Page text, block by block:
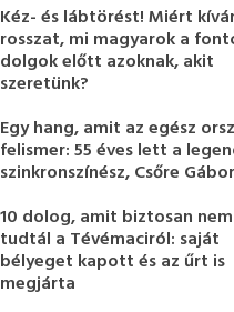
Kéz- és lábtörést! Miért
rosszat, mi magyarok a
dolgok előtt azoknak, akit
szeretünk?
Egy hang, amit az egész
felismer: 55 éves lett a
szinkronszínész, Csőre Gábor
10 dolog, amit biztosan nem
tudtál a Tévémaciról: saját
bélyeget kapott és az űrt is
megjárta